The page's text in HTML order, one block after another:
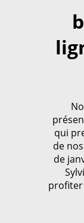
qui
de
de